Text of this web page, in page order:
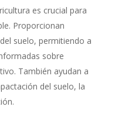
es crucial para
Proporcionan
suelo, permitiendo a
sobre
También ayudan a
del suelo, la